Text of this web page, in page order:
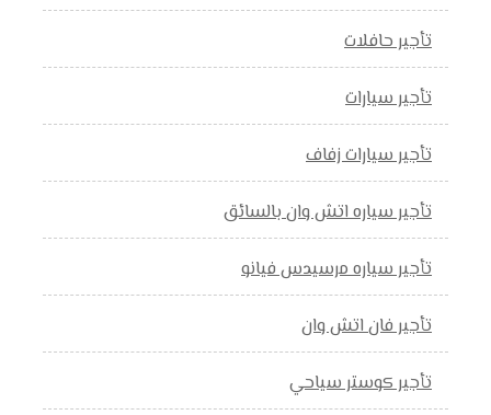
تأجير حافلات
تأجير سيارات
تأجير سيارات زفاف
تأجير سياره اتش وان بالسائق
تأجير سياره مرسيدس فيانو
تأجير فان اتش وان
تأجير كوستر سياحي